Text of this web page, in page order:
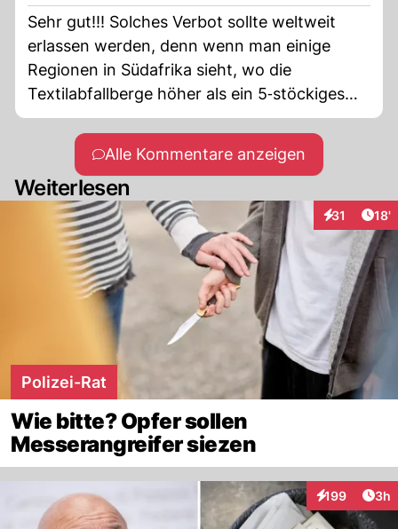
Sehr gut!!! Solches Verbot sollte weltweit
erlassen werden, denn wenn man einige
Regionen in Südafrika sieht, wo die
Textilabfallberge höher als ein 5‑stöckiges
Haus sind, wird einem schnell bewusst, dass
diese Billigkleidung der Umwelt und uns allen
mehr schadet, als man denkt. In meiner
Familie werden nur hochwertige Kleidungen
gekauft, die viele Jahre bei guter Pflege
halten.
Alle Kommentare anzeigen
Weiterlesen
31
Interaktionen
18'
Polizei-Rat
Wie bitte? Opfer sollen
Messerangreifer siezen
199
Interaktionen
3h